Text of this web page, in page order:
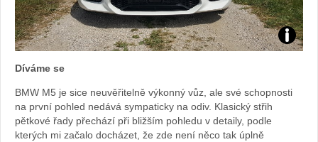
Zdroj:
Díváme se
BMW M5 je sice neuvěřitelně výkonný vůz, ale své schopnosti
na první pohled nedává sympaticky na odiv. Klasický střih
pětkové řady přechází při bližším pohledu v detaily, podle
kterých mi začalo docházet, že zde není něco tak úplně